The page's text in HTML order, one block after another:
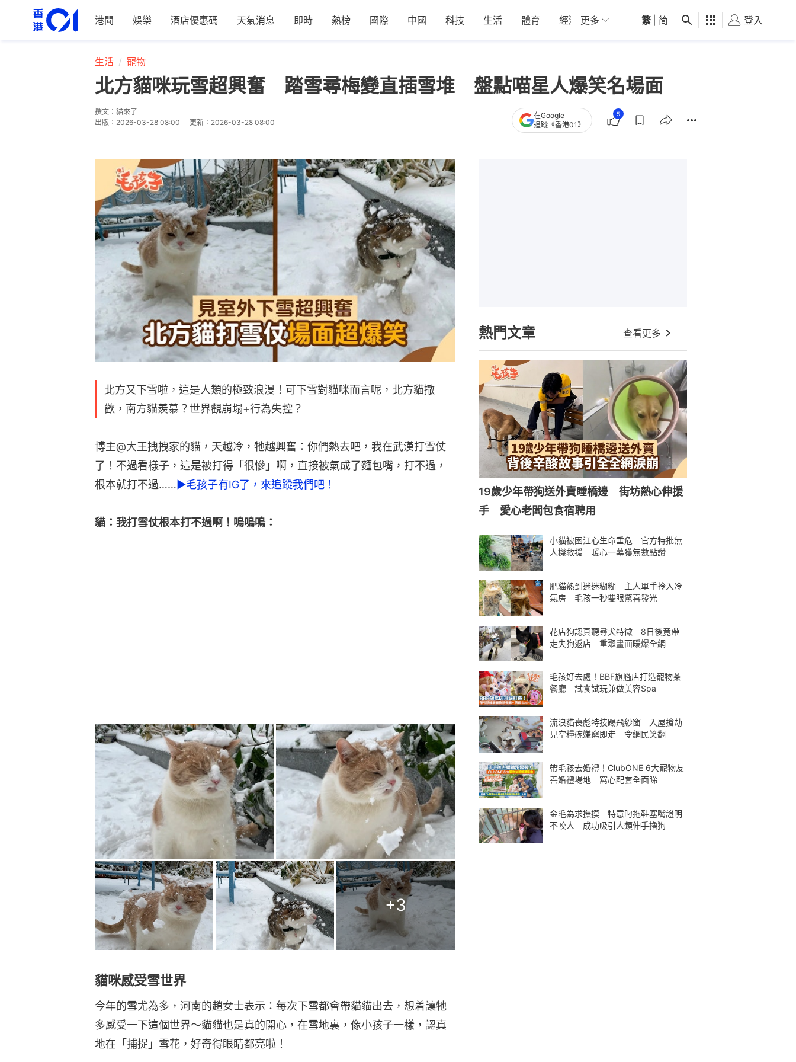
港聞 娛樂 酒店優惠碼 天氣消息 即時 熱榜 國際 中國 科技 生活 體育 經濟 01深圳 觀點 健康 好食玩飛
更多 繁 简 登入
生活 寵物
北方貓咪玩雪超興奮 踏雪尋梅變直插雪堆 盤點喵星人爆笑名場面
撰文： 貓來了
出版： 2026-03-28 08:00 更新： 2026-03-28 08:00
在Google
追蹤《香港01》
5
北方又下雪啦，這是人類的極致浪漫！可下雪對貓咪而言呢，北方貓撒
歡，南方貓羨慕？世界觀崩塌+行為失控？
博主@大王拽拽家的貓，天越冷，牠越興奮：你們熱去吧，我在武漢打雪仗
了！不過看樣子，這是被打得「很慘」啊，直接被氣成了麵包嘴，打不過，
根本就打不過……►毛孩子有IG了，來追蹤我們吧！
貓：我打雪仗根本打不過啊！嗚嗚嗚：
+3
貓咪感受雪世界
今年的雪尤為多，河南的趙女士表示：每次下雪都會帶貓貓出去，想着讓牠
多感受一下這個世界～貓貓也是真的開心，在雪地裏，像小孩子一樣，認真
地在「捕捉」雪花，好奇得眼睛都亮啦！
熱門文章 查看更多
19歲少年帶狗送外賣睡橋邊 街坊熱心伸援
手 愛心老闆包食宿聘用
小貓被困江心生命垂危 官方特批無
人機救援 暖心一幕獲無數點讚
肥貓熱到迷迷糊糊 主人單手拎入冷
氣房 毛孩一秒雙眼驚喜發光
花店狗認真聽尋犬特徵 8日後竟帶
走失狗返店 重聚畫面暖爆全網
毛孩好去處！BBF旗艦店打造寵物茶
餐廳 試食試玩兼做美容Spa
流浪貓喪彪特技踢飛紗窗 入屋搶劫
見空糧碗嫌窮即走 令網民笑翻
帶毛孩去婚禮！ClubONE 6大寵物友
善婚禮場地 窩心配套全面睇
金毛為求撫摸 特意叼拖鞋塞嘴證明
不咬人 成功吸引人類伸手擼狗